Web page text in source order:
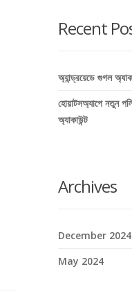
Recent
অ্যান্ড্রয়েডে গুগল
হোয়াটসঅ্যাপে নতুন
অ্যাকাউন্ট
Archives
December 2024
May 2024